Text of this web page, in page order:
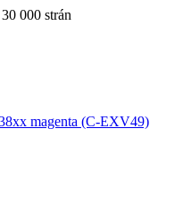
000 strán
magenta (C-EXV49)